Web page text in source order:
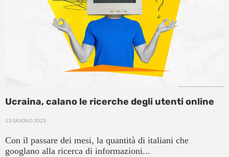
Ucraina, calano le ricerche degli utenti online
13 GIUGNO 2023
Con il passare dei mesi, la quantità di italiani che
googlano alla ricerca di informazioni...